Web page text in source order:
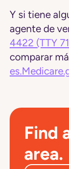
Y si tiene
agente de
4422 (TTY
comparar
Find
area.